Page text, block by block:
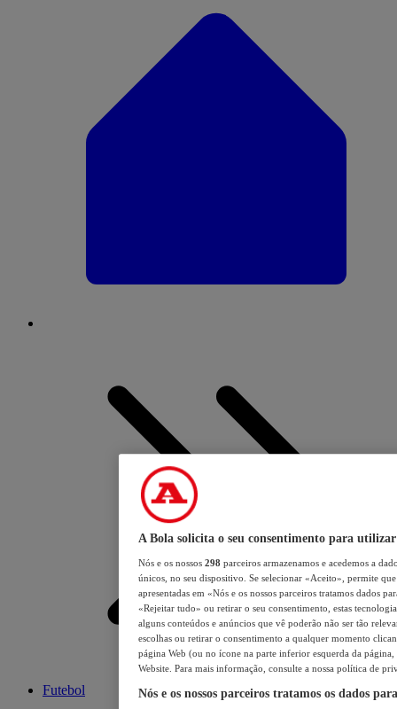
Futebol
A Bola solicita o seu consentimento para utilizar
Nós e os nossos 298 parceiros armazenamos e acedemos a
únicos, no seu dispositivo. Se selecionar «Aceito», permite
apresentadas em «Nós e os nossos parceiros tratamos dados
«Rejeitar tudo» ou retirar o seu consentimento, estas
alguns conteúdos e anúncios que vê poderão não ser tão
escolhas ou retirar o consentimento a qualquer momento
página Web (ou no ícone na parte inferior esquerda da página,
Website. Para mais informação, consulte a nossa política de
Nós e os nossos parceiros tratamos os dados